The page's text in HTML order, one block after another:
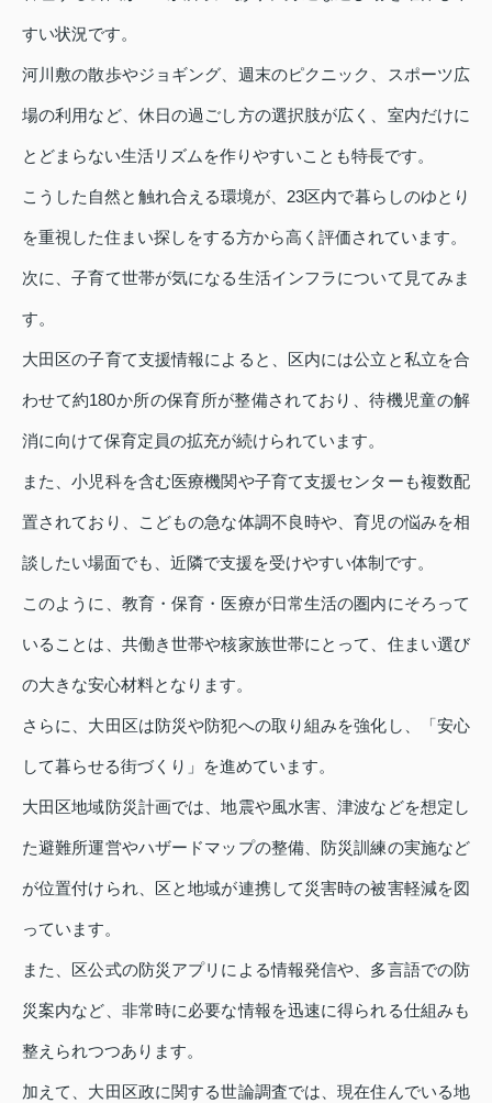
すい状況です。
河川敷の散歩やジョギング、週末のピクニック、スポーツ広
場の利用など、休日の過ごし方の選択肢が広く、室内だけに
とどまらない生活リズムを作りやすいことも特長です。
こうした自然と触れ合える環境が、23区内で暮らしのゆとり
を重視した住まい探しをする方から高く評価されています。
次に、子育て世帯が気になる生活インフラについて見てみま
す。
大田区の子育て支援情報によると、区内には公立と私立を合
わせて約180か所の保育所が整備されており、待機児童の解
消に向けて保育定員の拡充が続けられています。
また、小児科を含む医療機関や子育て支援センターも複数配
置されており、こどもの急な体調不良時や、育児の悩みを相
談したい場面でも、近隣で支援を受けやすい体制です。
このように、教育・保育・医療が日常生活の圏内にそろって
いることは、共働き世帯や核家族世帯にとって、住まい選び
の大きな安心材料となります。
さらに、大田区は防災や防犯への取り組みを強化し、「安心
して暮らせる街づくり」を進めています。
大田区地域防災計画では、地震や風水害、津波などを想定し
た避難所運営やハザードマップの整備、防災訓練の実施など
が位置付けられ、区と地域が連携して災害時の被害軽減を図
っています。
また、区公式の防災アプリによる情報発信や、多言語での防
災案内など、非常時に必要な情報を迅速に得られる仕組みも
整えられつつあります。
加えて、大田区政に関する世論調査では、現在住んでいる地